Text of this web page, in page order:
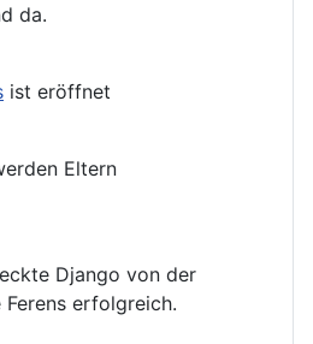
da.
ist eröffnet
Eltern
Django von der
Ferens erfolgreich.